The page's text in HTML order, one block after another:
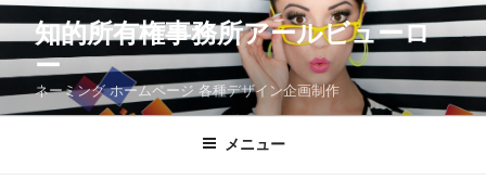
コ
ン
ツ
へ
知的所有権事務所アールビューロ
ー
ネーミング ホームページ 各種デザイン企画制作
メニュー